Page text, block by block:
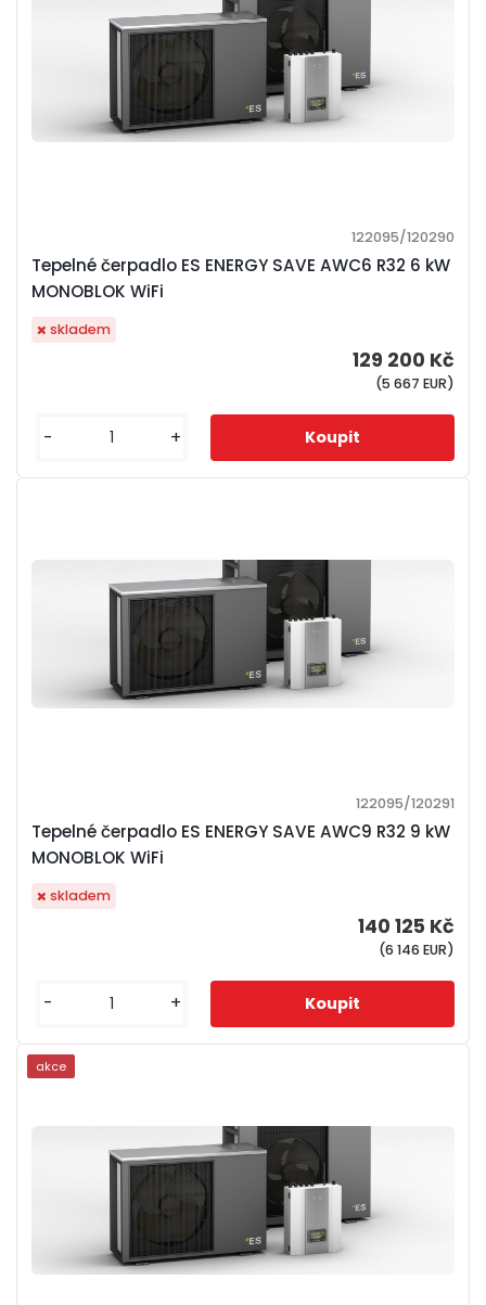
Tepelné čerpadlo ES ENERGY SAVE AWC6 R32 6 kW
MONOBLOK WiFi
122095/120290
129 200 Kč
(5 667 EUR)
skladem
- +
Tepelné čerpadlo ES ENERGY SAVE AWC9 R32 9 kW
MONOBLOK WiFi
122095/120291
140 125 Kč
(6 146 EUR)
skladem
- +
akce